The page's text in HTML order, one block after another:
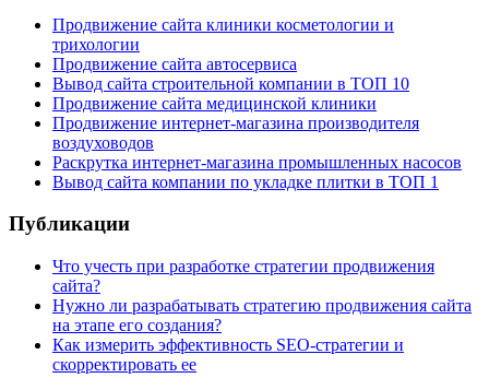
Продвижение сайта клиники косметологии и
трихологии
Продвижение сайта автосервиса
Вывод сайта строительной компании в ТОП 10
Продвижение сайта медицинской клиники
Продвижение интернет-магазина производителя
воздуховодов
Раскрутка интернет-магазина промышленных насосов
Вывод сайта компании по укладке плитки в ТОП 1
Публикации
Что учесть при разработке стратегии продвижения
сайта?
Нужно ли разрабатывать стратегию продвижения сайта
на этапе его создания?
Как измерить эффективность SEO-стратегии и
скорректировать ее